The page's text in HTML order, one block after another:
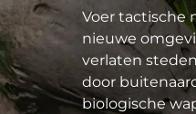
Voer tactische
nieuwe
verlaten
door
biologische